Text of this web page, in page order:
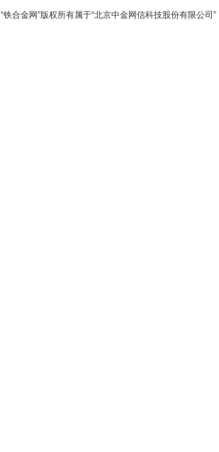
“铁合金网”版权所有属于“北京中金网信科技股份有限公司